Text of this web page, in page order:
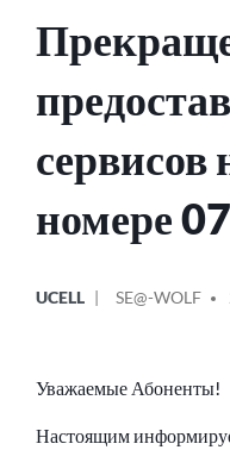
сервисов
номере
В
UCELL
ОТ
SE@-WOLF
Уважаемые Абоненты!
Настоящим